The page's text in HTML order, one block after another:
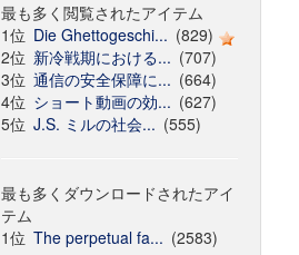
最も多く閲覧されたアイテム
1位 Die Ghettogeschi... (829)
2位 新冷戦期における... (707)
3位 通信の安全保障に... (664)
4位 ショート動画の効... (627)
5位 J.S. ミルの社会... (555)
最も多くダウンロードされたアイ
テム
1位 The perpetual fa... (2583)